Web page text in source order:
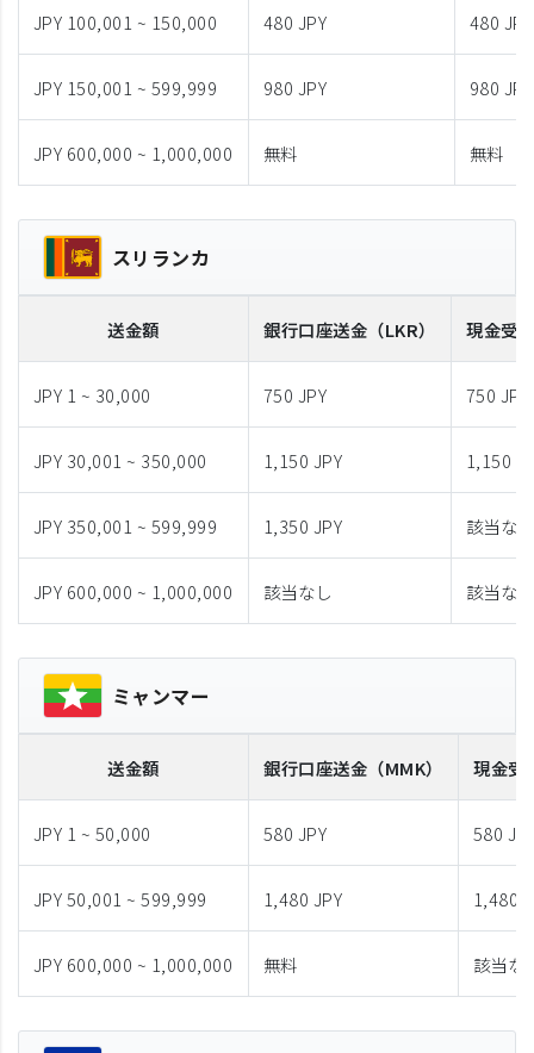
JPY 100,001 ~ 150,000 480 JPY 480 JPY
JPY 150,001 ~ 599,999 980 JPY 980 JPY
JPY 600,000 ~ 1,000,000 無料 無料
スリランカ
送金額 銀行口座送金 （LKR） 現金受
JPY 1 ~ 30,000 750 JPY 750 JPY
JPY 30,001 ~ 350,000 1,150 JPY 1,150
JPY 350,001 ~ 599,999 1,350 JPY 該当なし
JPY 600,000 ~ 1,000,000 該当なし 該当なし
ミャンマー
送金額 銀行口座送金 （MMK） 現金受
JPY 1 ~ 50,000 580 JPY 580
JPY 50,001 ~ 599,999 1,480 JPY 1,480
JPY 600,000 ~ 1,000,000 無料 該当な